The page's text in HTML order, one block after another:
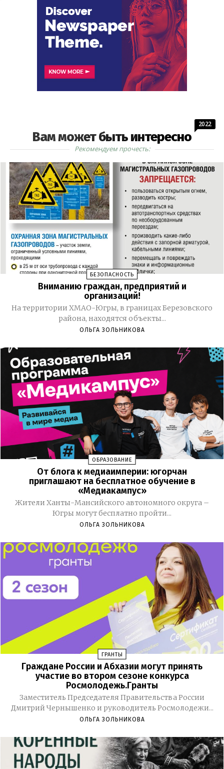
Вам может быть интересно
2022
Рекомендуем прочесть:
БЕЗОПАСНОСТЬ
Вниманию граждан, предприятий и
организаций!
На территории ХМАО-Югры, в границах Березовского
района, находятся объекты...
ОЛЬГА ЗОЛЬНИКОВА
ОБРАЗОВАНИЕ
От блога к медиаимперии: югорчан
приглашают на бесплатное обучение в
«Медиакампус»
Жители Ханты-Мансийского автономного округа –
Югры могут бесплатно пройти...
ОЛЬГА ЗОЛЬНИКОВА
ГРАНТЫ
Граждане России и Абхазии могут принять
участие во втором сезоне конкурса
Росмолодежь.Гранты
Заместитель Председателя Правительства России
Дмитрий Чернышенко и руководитель Росмолодежи...
ОЛЬГА ЗОЛЬНИКОВА